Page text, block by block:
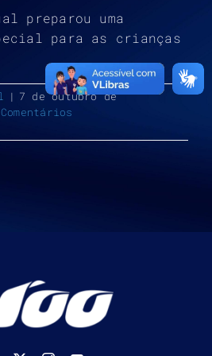
preparou uma
para as crianças
| 7 de outubro de